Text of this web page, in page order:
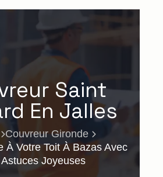
Saint
En Jalles
Couvreur Gironde
À Votre Toit À Bazas Avec
Joyeuses